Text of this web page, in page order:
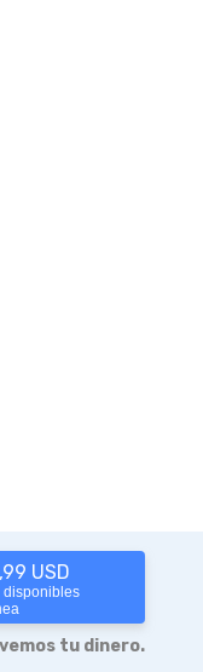
USD
disponibles
tu dinero.